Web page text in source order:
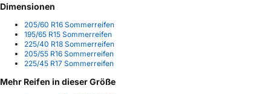
Dimensionen
205/60 R16 Sommerreifen
195/65 R15 Sommerreifen
225/40 R18 Sommerreifen
205/55 R16 Sommerreifen
225/45 R17 Sommerreifen
Mehr Reifen in dieser Größe